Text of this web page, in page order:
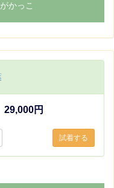
かっこ
29,000円